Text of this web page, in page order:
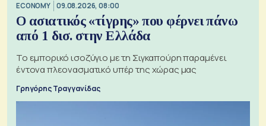
ECONOMY 09.08.2026, 08:00
Ο ασιατικός «τίγρης» που φέρνει πάνω
από 1 δισ. στην Ελλάδα
Το εμπορικό ισοζύγιο με τη Σιγκαπούρη παραμένει
έντονα πλεονασματικό υπέρ της χώρας μας
Γρηγόρης Τραγγανίδας